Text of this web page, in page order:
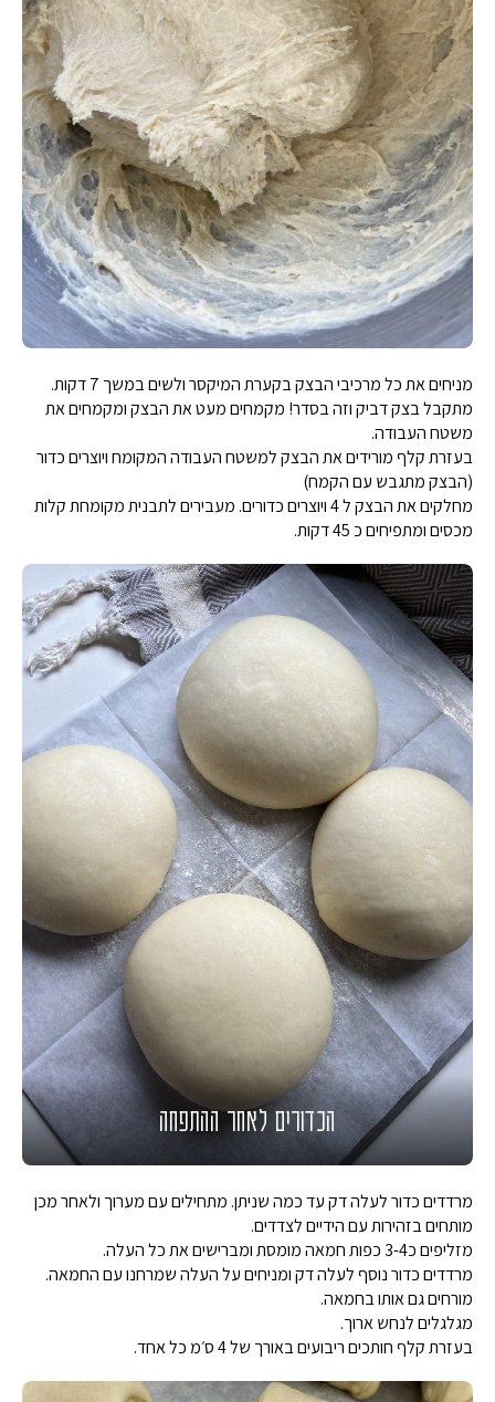
מניחים את כל מרכיבי הבצק בקערת המיקסר ולשים במשך 7 דקות.
מתקבל בצק דביק וזה בסדר! מקמחים מעט את הבצק ומקמחים את
משטח העבודה.
בעזרת קלף מורידים את הבצק למשטח העבודה המקומח ויוצרים כדור
(הבצק מתגבש עם הקמח)
מחלקים את הבצק ל 4 ויוצרים כדורים. מעבירים לתבנית מקומחת קלות
מכסים ומתפיחים כ 45 דקות.
הכדורים לאחר ההתפחה
מרדדים כדור לעלה דק עד כמה שניתן. מתחילים עם מערוך ולאחר מכן
מותחים בזהירות עם הידיים לצדדים.
מזליפים כ3-4 כפות חמאה מומסת ומברישים את כל העלה.
מרדדים כדור נוסף לעלה דק ומניחים על העלה שמרחנו עם החמאה.
מורחים גם אותו בחמאה.
מגלגלים לנחש ארוך.
בעזרת קלף חותכים ריבועים באורך של 4 ס׳מ כל אחד.